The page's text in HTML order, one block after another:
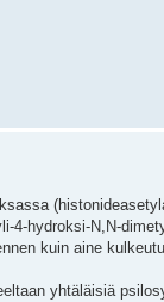
hydroksi-N,N-
kuin aine
yhtäläisiä